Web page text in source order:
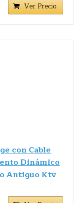
Ver Precio
con Cable
Dinámico
Antiguo Ktv